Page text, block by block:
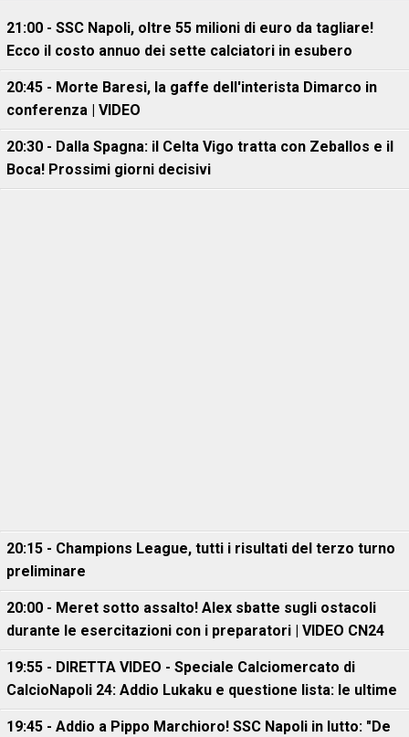
21:00 - SSC Napoli, oltre 55 milioni di euro da tagliare!
Ecco il costo annuo dei sette calciatori in esubero
20:45 - Morte Baresi, la gaffe dell'interista Dimarco in
conferenza | VIDEO
20:30 - Dalla Spagna: il Celta Vigo tratta con Zeballos e il
Boca! Prossimi giorni decisivi
20:15 - Champions League, tutti i risultati del terzo turno
preliminare
20:00 - Meret sotto assalto! Alex sbatte sugli ostacoli
durante le esercitazioni con i preparatori | VIDEO CN24
19:55 - DIRETTA VIDEO - Speciale Calciomercato di
CalcioNapoli 24: Addio Lukaku e questione lista: le ultime
19:45 - Addio a Pippo Marchioro! SSC Napoli in lutto: "De